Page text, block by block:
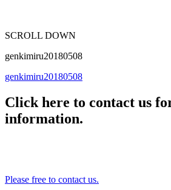
SCROLL DOWN
genkimiru20180508
genkimiru20180508
Click here to contact us
information.
Please free to contact us.